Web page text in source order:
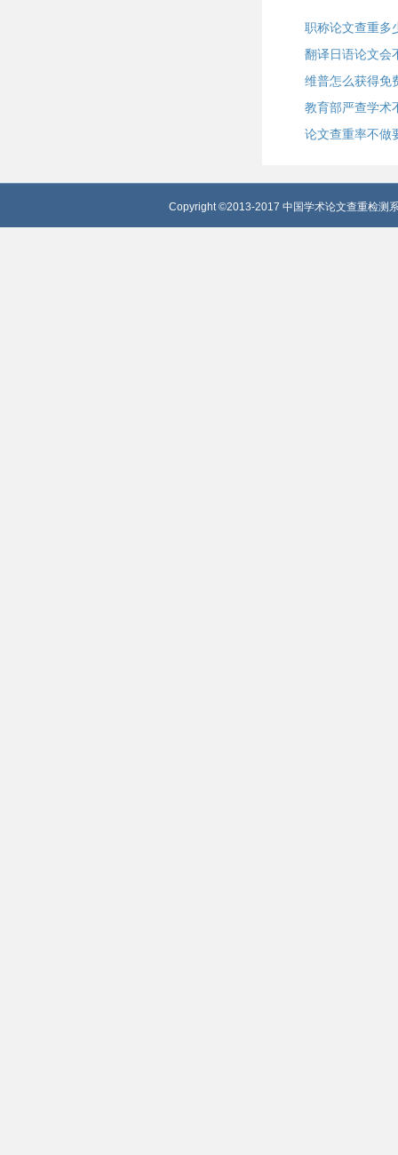
职称论文查重多
翻译日语论文会
维普怎么获得免
教育部严查学术
论文查重率不做
Copyright ©2013-2017 中国学术论文查重检